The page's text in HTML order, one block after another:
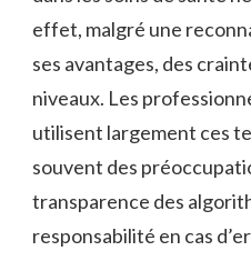
effet, malgré une
ses avantages, des
niveaux. Les
utilisent largement ces
souvent des
transparence des
responsabilité en cas